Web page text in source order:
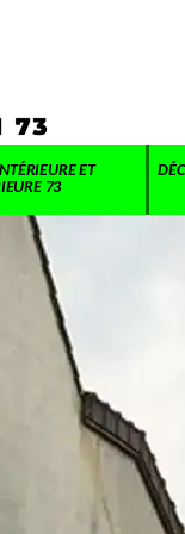
ET
73